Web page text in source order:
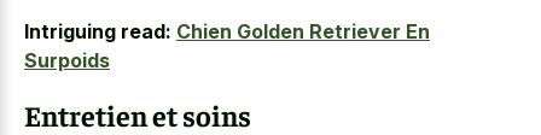
Intriguing read: Chien Golden Retriever En
Surpoids
Entretien et soins